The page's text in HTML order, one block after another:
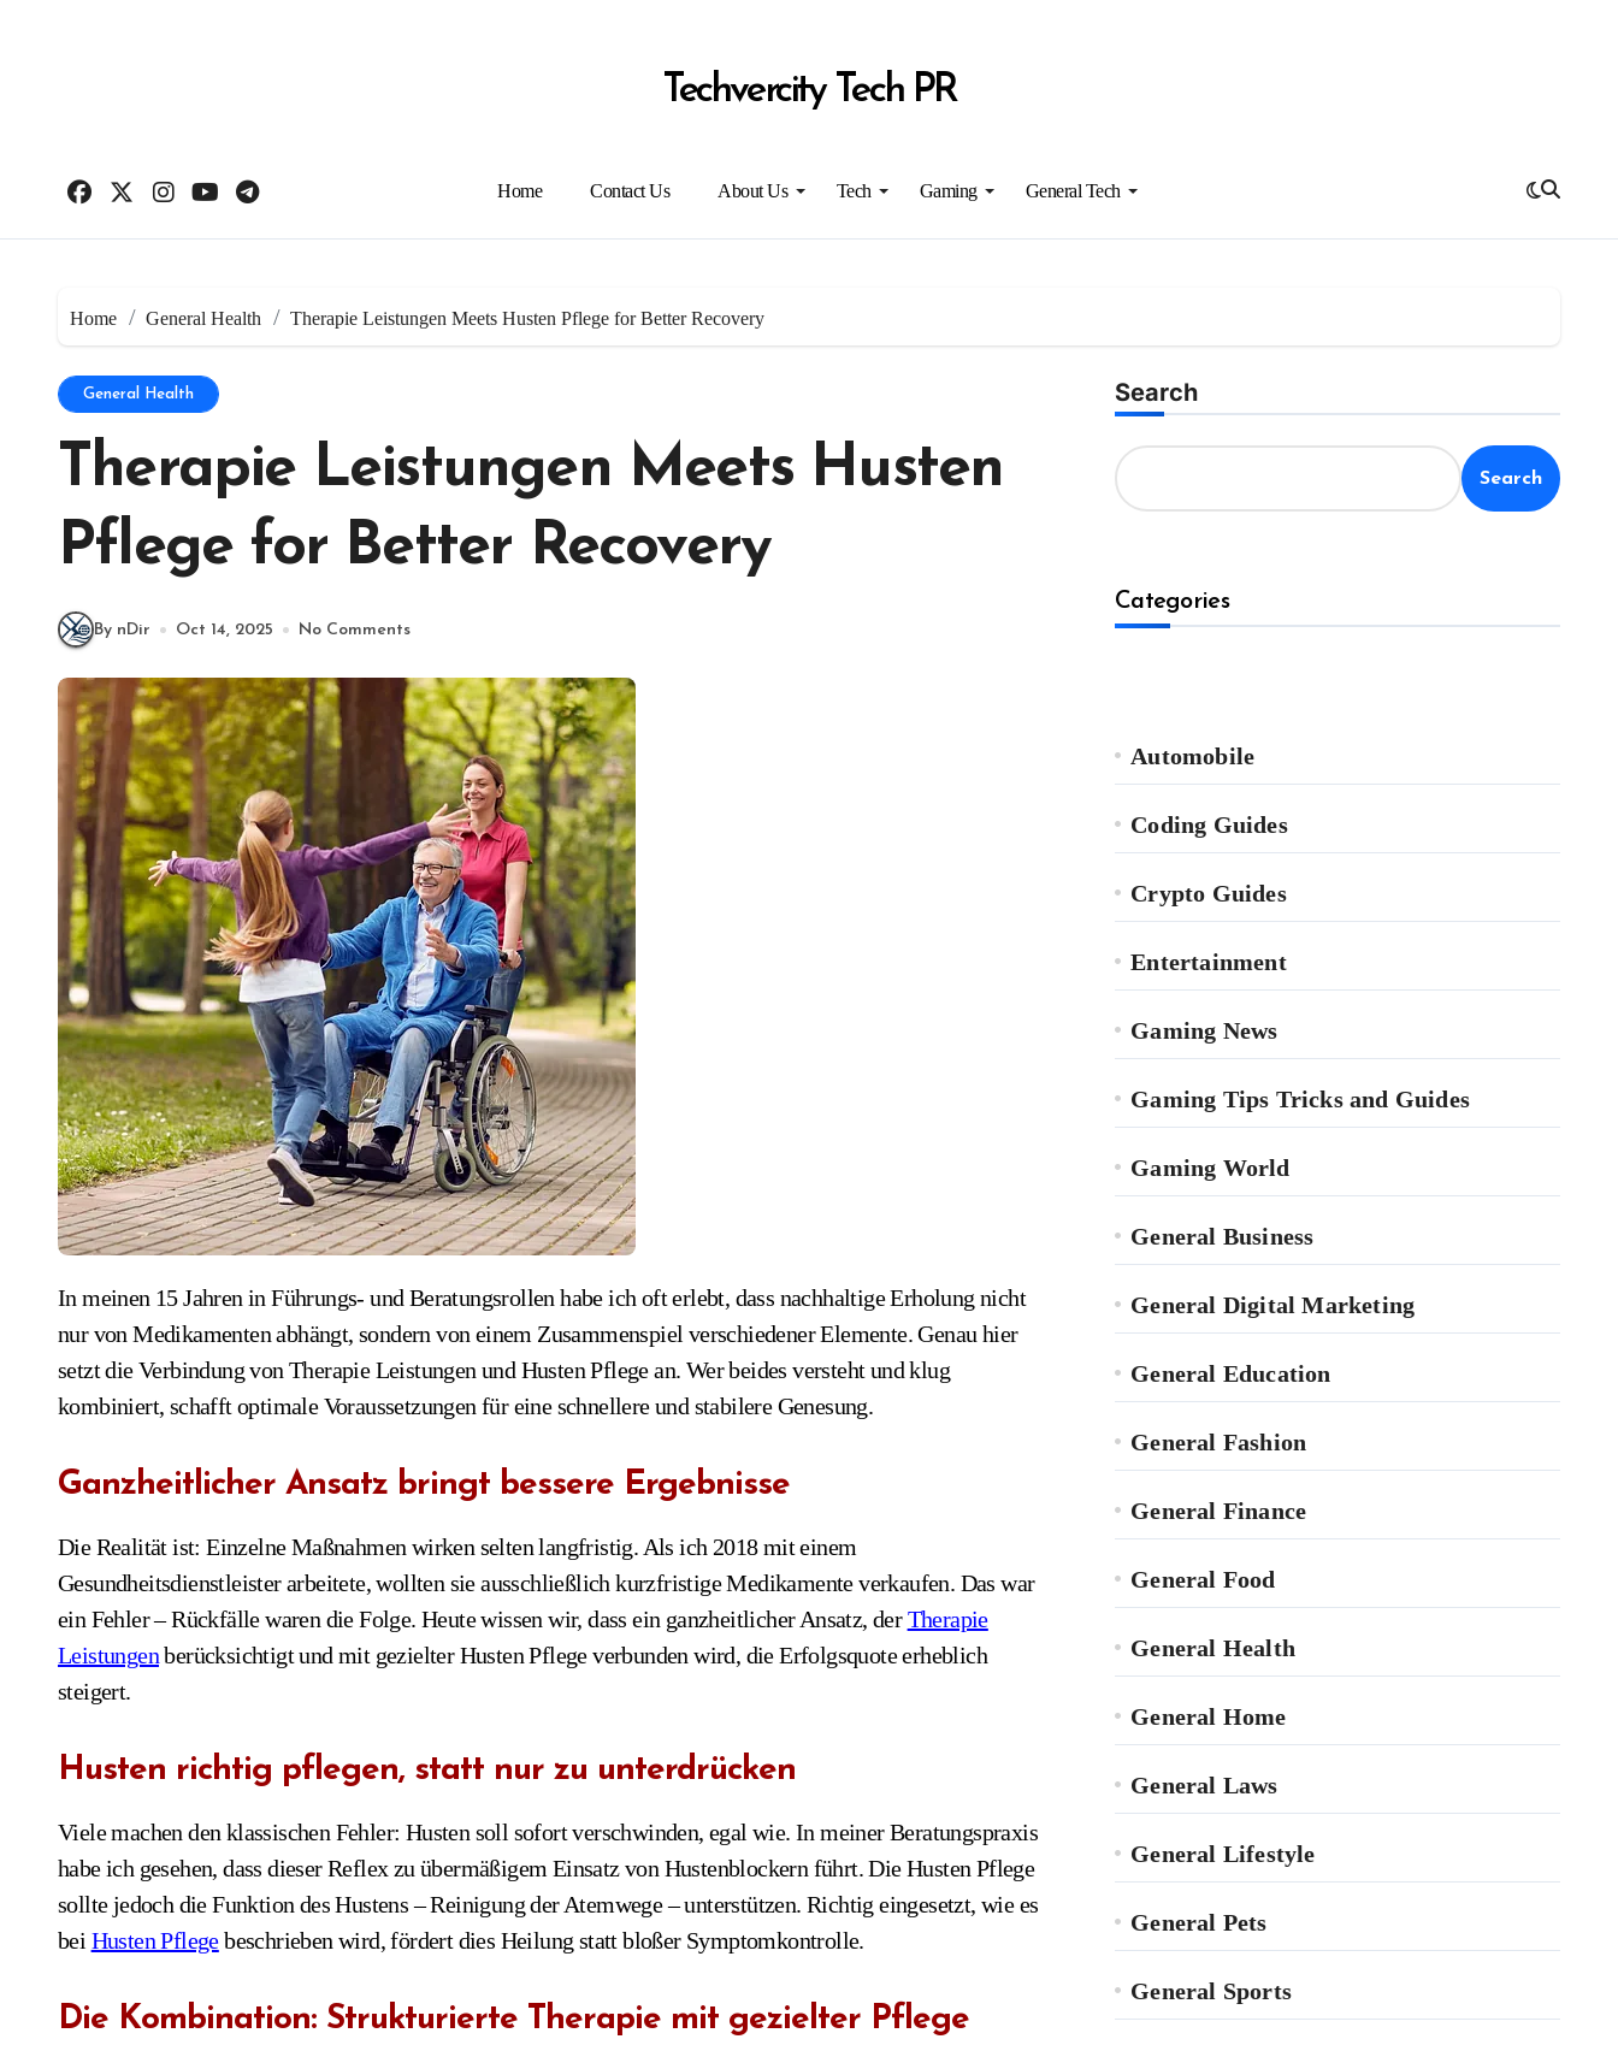
Techvercity Tech PR
Home Contact Us About Us Tech Gaming General Tech
Home General Health Therapie Leistungen Meets Husten Pflege for Better Recovery
General Health
Therapie Leistungen Meets Husten
Pflege for Better Recovery
By nDir Oct 14, 2025 No Comments
In meinen 15 Jahren in Führungs- und Beratungsrollen habe ich oft erlebt, dass nachhaltige Erholung nicht
nur von Medikamenten abhängt, sondern von einem Zusammenspiel verschiedener Elemente. Genau hier
setzt die Verbindung von Therapie Leistungen und Husten Pflege an. Wer beides versteht und klug
kombiniert, schafft optimale Voraussetzungen für eine schnellere und stabilere Genesung.
Ganzheitlicher Ansatz bringt bessere Ergebnisse
Die Realität ist: Einzelne Maßnahmen wirken selten langfristig. Als ich 2018 mit einem
Gesundheitsdienstleister arbeitete, wollten sie ausschließlich kurzfristige Medikamente verkaufen. Das war
ein Fehler – Rückfälle waren die Folge. Heute wissen wir, dass ein ganzheitlicher Ansatz, derTherapie
Leistungenberücksichtigt und mit gezielter Husten Pflege verbunden wird, die Erfolgsquote erheblich
steigert.
Husten richtig pflegen, statt nur zu unterdrücken
Viele machen den klassischen Fehler: Husten soll sofort verschwinden, egal wie. In meiner Beratungspraxis
habe ich gesehen, dass dieser Reflex zu übermäßigem Einsatz von Hustenblockern führt. Die Husten Pflege
sollte jedoch die Funktion des Hustens – Reinigung der Atemwege – unterstützen. Richtig eingesetzt, wie es
bei Husten Pflegebeschrieben wird, fördert dies Heilung statt bloßer Symptomkontrolle.
Die Kombination: Strukturierte Therapie mit gezielter Pflege
Search
Search
Categories
Automobile
Coding Guides
Crypto Guides
Entertainment
Gaming News
Gaming Tips Tricks and Guides
Gaming World
General Business
General Digital Marketing
General Education
General Fashion
General Finance
General Food
General Health
General Home
General Laws
General Lifestyle
General Pets
General Sports